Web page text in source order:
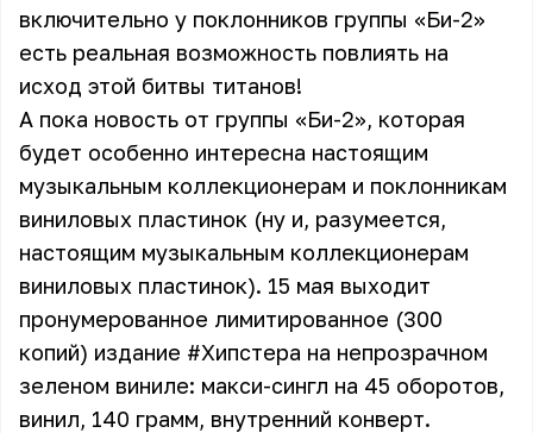
включительно у поклонников группы «Би-2»
есть реальная возможность повлиять на
исход этой битвы титанов!
А пока новость от группы «Би-2», которая
будет особенно интересна настоящим
музыкальным коллекционерам и поклонникам
виниловых пластинок (ну и, разумеется,
настоящим музыкальным коллекционерам
виниловых пластинок). 15 мая выходит
пронумерованное лимитированное (300
копий) издание #Хипстера на непрозрачном
зеленом виниле: макси-сингл на 45 оборотов,
винил, 140 грамм, внутренний конверт.